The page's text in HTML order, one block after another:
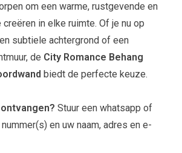
om een warme, rustgevende en
in elke ruimte. Of je nu op
subtiele achtergrond of een
de City Romance Behang
biedt de perfecte keuze.
Stuur een whatsapp of
en uw naam, adres en e-